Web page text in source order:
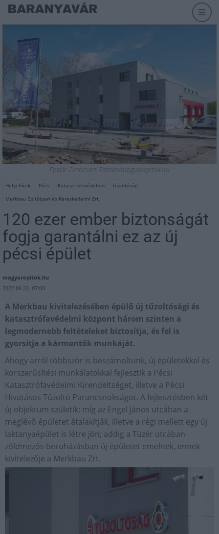
Fotók: Dernovics Tamás/magyarepitok.hu
Helyi hírek Pécs Katasztrófavédelem
tűzoltóság
Merkbau Építőipari és Kereskedelmi Zrt.
120 ezer ember biztonságát
fogja garantálni ez az új
pécsi épület
magyarepitok.hu
2022.04.22. 07:00
A Merkbau kivitelezésében épülő új tűzoltósági és
katasztrófavédelmi központ három szinten a
legmodernebb feltételeket biztosítja, és fel is
gyorsítja a kármentők munkáját.
Ahogy arról többször is beszámoltunk, új épületekkel és
korszerűsítési munkálatokkal fejlesztik a Pécsi
Katasztrófavédelmi Kirendeltséget, illetve a Pécsi
Hivatásos Tűzoltó Parancsnokságot. A fejlesztésben két
új objektum születik: míg az Engel János utcában a
meglévő épületet átalakítják, illetve a régi mellett egy új
laktanyaépület is létre jön; addig a Tüzér utcában
zöldmezős beruházásban új épületet emelnek, ennek
kivitelezője a Merkbau Zrt.